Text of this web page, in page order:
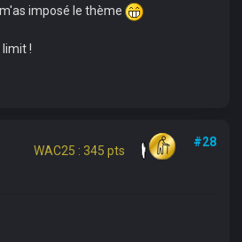
imposé le thème
!
WAC25 : 345 pts
#28